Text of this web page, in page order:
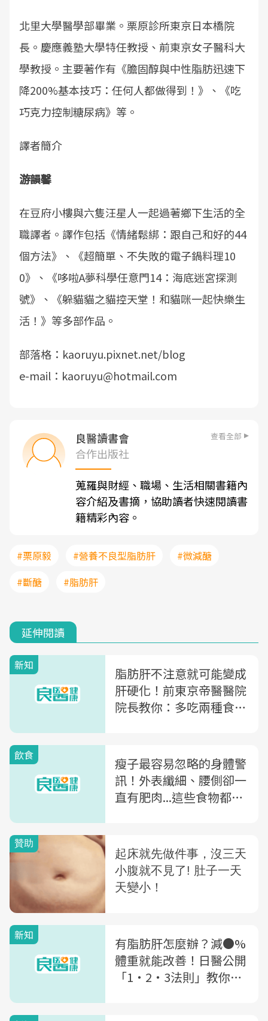
北里大學醫學部畢業。栗原診所東京日本橋院
長。慶應義塾大學特任教授、前東京女子醫科大
學教授。主要著作有《膽固醇與中性脂肪迅速下
降200%基本技巧：任何人都做得到！》、《吃
巧克力控制糖尿病》等。
譯者簡介
游韻馨
在豆府小樓與六隻汪星人一起過著鄉下生活的全
職譯者。譯作包括《情緒鬆綁：跟自己和好的44
個方法》、《超簡單、不失敗的電子鍋料理10
0》、《哆啦A夢科學任意門14：海底迷宮探測
號》、《躲貓貓之貓控天堂！和貓咪一起快樂生
活！》等多部作品。
部落格：kaoruyu.pixnet.net/blog
e-mail：kaoruyu@hotmail.com
良醫讀書會 查看全部
合作出版社
蒐羅與財經、職場、生活相關書籍內
容介紹及書摘，協助讀者快速閱讀書
籍精彩內容。
#栗原毅 #營養不良型脂肪肝
#微減醣
#斷醣
#脂肪肝
延伸閱讀
新知
脂肪肝不注意就可能變成
肝硬化！前東京帝醫醫院
院長教你：多吃兩種食物
飲食
瘦子最容易忽略的身體警
訊！外表纖細、腰側卻一
直有肥肉...這些食物都是
新知
有脂肪肝怎麼辦？減●%
體重就能改善！日醫公開
「1・2・3法則」教你健